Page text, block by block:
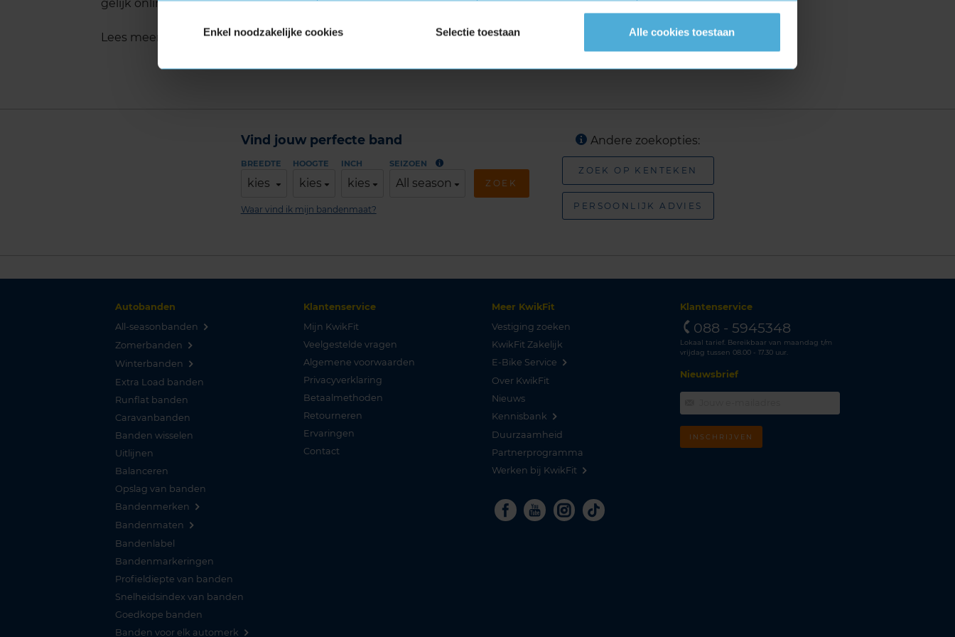
Enkel noodzakelijke cookies Selectie toestaan Alle cookies toestaan
gelijk online je montageafspraak in bij jouw KwikFit vestiging.
Lees meer informatie over de maat van deze autoband: 205 55 R16
Vind jouw perfecte band
BREEDTE
kies
HOOGTE
kies
INCH
kies
SEIZOEN
All season ZOEK
Waar vind ik mijn bandenmaat?
Andere zoekopties:
ZOEK OP KENTEKEN
PERSOONLIJK ADVIES
Autobanden
All-seasonbanden
Zomerbanden
Winterbanden
Extra Load banden
Runflat banden
Caravanbanden
Banden wisselen
Uitlijnen
Balanceren
Opslag van banden
Bandenmerken
Bandenmaten
Bandenlabel
Bandenmarkeringen
Profieldiepte van banden
Snelheidsindex van banden
Goedkope banden
Banden voor elk automerk
Klantenservice
Mijn KwikFit
Veelgestelde vragen
Algemene voorwaarden
Privacyverklaring
Betaalmethoden
Retourneren
Ervaringen
Contact
Meer KwikFit
Vestiging zoeken
KwikFit Zakelijk
E-Bike Service
Over KwikFit
Nieuws
Kennisbank
Duurzaamheid
Partnerprogramma
Werken bij KwikFit
Facebook
YoutubeInstagram
Tiktok
Klantenservice
088 - 5945348
Lokaal tarief. Bereikbaar van maandag t/m
vrijdag tussen 08.00 - 17.30 uur.
Nieuwsbrief
INSCHRIJVEN